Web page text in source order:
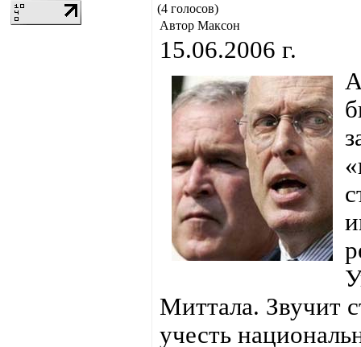
(4 голосов)
Автор Максон
15.06.2006 г.
Миттала. Звучит
учесть